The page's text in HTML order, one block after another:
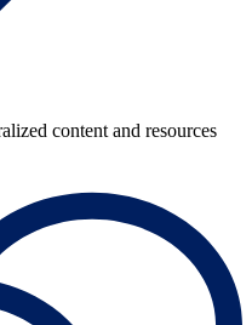
content and resources